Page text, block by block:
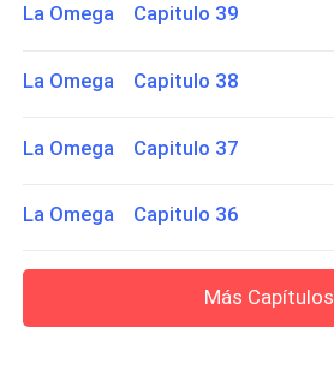
La Omega Capitulo 39
La Omega Capitulo 38
La Omega Capitulo 37
La Omega Capitulo 36
Más Capítulos